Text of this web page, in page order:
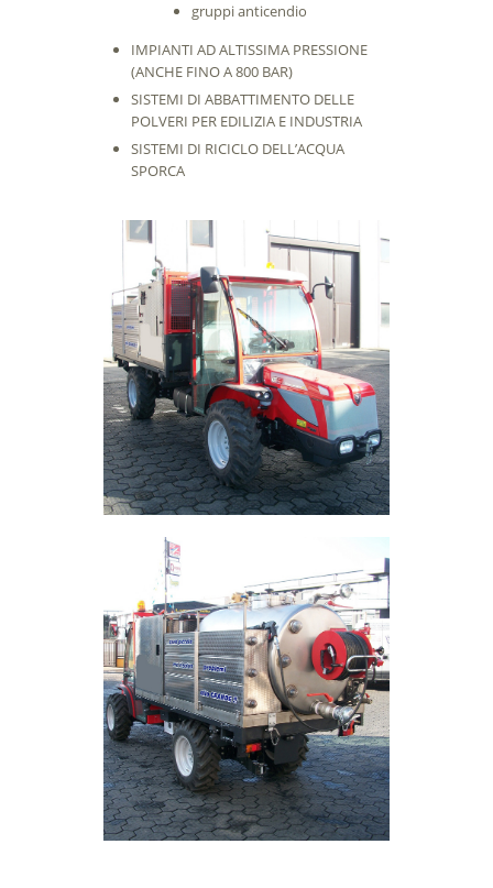
gruppi anticendio
IMPIANTI AD ALTISSIMA PRESSIONE
(ANCHE FINO A 800 BAR)
SISTEMI DI ABBATTIMENTO DELLE
POLVERI PER EDILIZIA E INDUSTRIA
SISTEMI DI RICICLO DELL’ACQUA
SPORCA